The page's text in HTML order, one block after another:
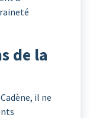
de la
il ne